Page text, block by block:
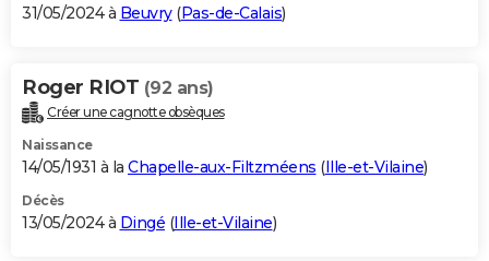
31/05/2024 à Beuvry(Pas-de-Calais)
Roger RIOT (92 ans)
Créer une cagnotte obsèques
Naissance
14/05/1931 à la Chapelle-aux-Filtzméens (Ille-et-Vilaine)
Décès
13/05/2024 à Dingé (Ille-et-Vilaine)